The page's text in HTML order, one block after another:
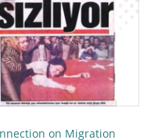
on Migration